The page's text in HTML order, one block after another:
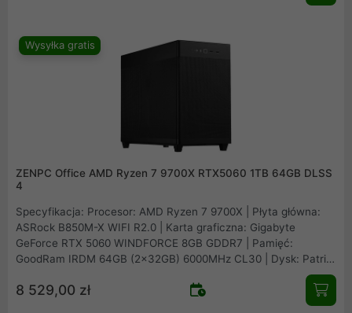
Bronze 550W | Chłodzenie procesora: Arctic Freezer 36 Black |
Wysyłka gratis
ZENPC Office AMD Ryzen 7 9700X RTX5060 1TB 64GB DLSS
4
Specyfikacja: Procesor: AMD Ryzen 7 9700X | Płyta główna:
ASRock B850M-X WIFI R2.0 | Karta graficzna: Gigabyte
GeForce RTX 5060 WINDFORCE 8GB GDDR7 | Pamięć:
GoodRam IRDM 64GB (2x32GB) 6000MHz CL30 | Dysk: Patriot
Viper VP4300 Lite 1TB M.2 PCIe NVMe Gen4 | Obudowa: Asus
Prime AP201 Mesh | Zasilacz: Seasonic B12 BM-550 80Plus
Bronze 550W | Chłodzenie procesora: Arctic Freezer 36 Black |
8 529,00 zł